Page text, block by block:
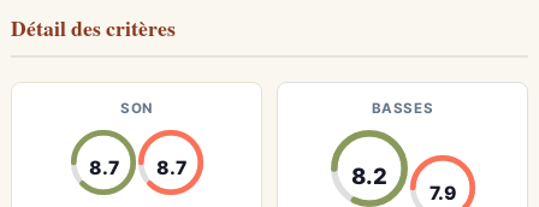
Détail des critères
SON
8.7 8.7
BASSES
8.2
7.9